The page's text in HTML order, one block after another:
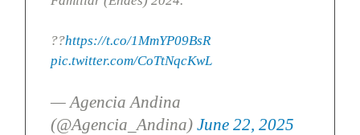
??https://t.co/1MmYP09BsR
pic.twitter.com/CoTtNqcKwL
— Agencia Andina
(@Agencia_Andina) June 22, 2025